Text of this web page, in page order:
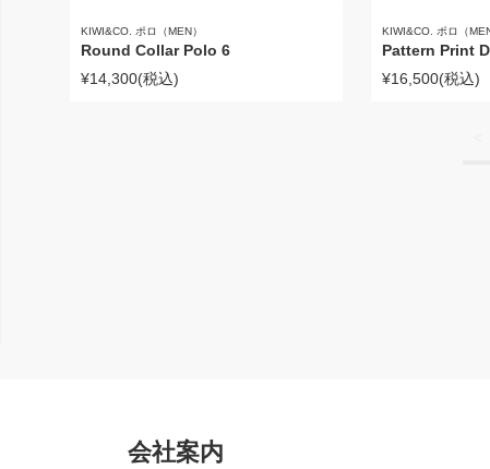
KIWI&CO. ポロ（MEN）
Round Collar Polo 6
¥14,300(税込)
KIWI&CO. ポロ（MEN
Pattern Print
¥16,500(税込)
会社案内